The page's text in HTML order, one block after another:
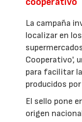
La campaña
localizar en
Cooperativo',
para facilitar
producidos
El sello pone
origen